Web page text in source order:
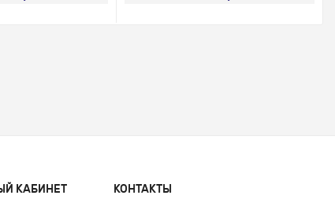
КАБИНЕТ КОНТАКТЫ